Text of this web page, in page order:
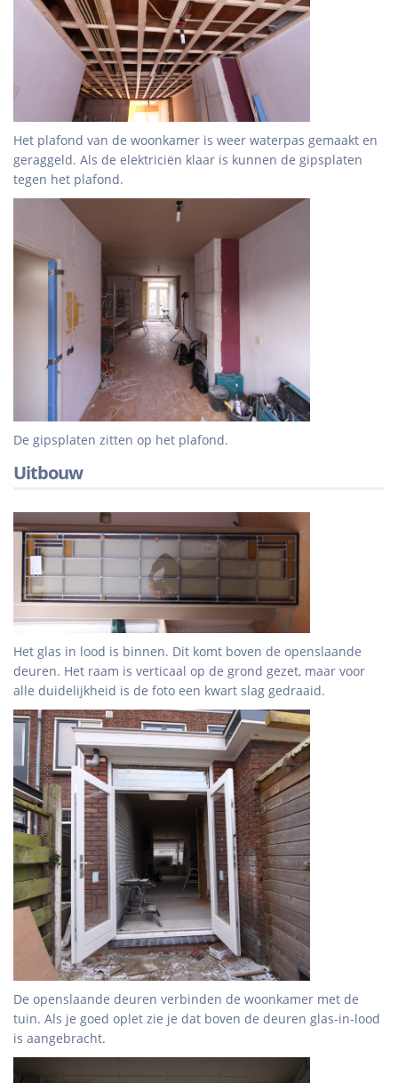
Het plafond van de woonkamer is weer waterpas gemaakt en
geraggeld. Als de elektriciën klaar is kunnen de gipsplaten
tegen het plafond.
De gipsplaten zitten op het plafond.
Uitbouw
Het glas in lood is binnen. Dit komt boven de openslaande
deuren. Het raam is verticaal op de grond gezet, maar voor
alle duidelijkheid is de foto een kwart slag gedraaid.
De openslaande deuren verbinden de woonkamer met de
tuin. Als je goed oplet zie je dat boven de deuren glas-in-lood
is aangebracht.